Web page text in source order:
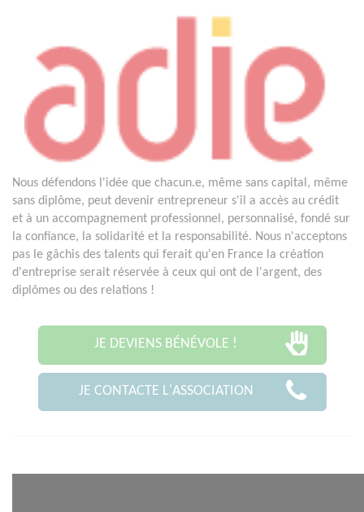
Nous défendons l'idée que chacun.e, même sans capital, même
sans diplôme, peut devenir entrepreneur s'il a accès au crédit
et à un accompagnement professionnel, personnalisé, fondé sur
la confiance, la solidarité et la responsabilité. Nous n'acceptons
pas le gâchis des talents qui ferait qu'en France la création
d'entreprise serait réservée à ceux qui ont de l'argent, des
diplômes ou des relations !
JE DEVIENS BÉNÉVOLE !
JE CONTACTE L'ASSOCIATION